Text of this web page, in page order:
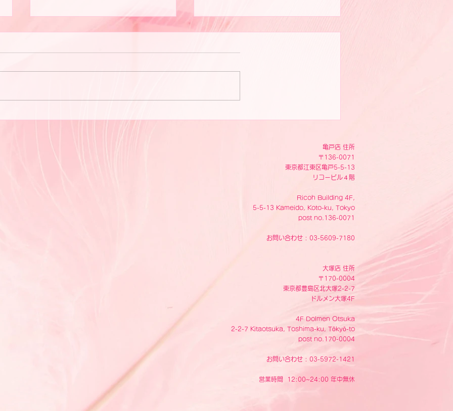
亀戸店 住所
〒136-0071
東京都江東区亀戸5-5-13
リコービル４階
Ricoh Building 4F,
5-5-13 Kameido, Koto-ku, Tokyo
post no.136-0071
お問い合わせ : 03-5609-7180
大塚店 住所
〒170-0004
東京都豊島区北大塚2-2-7
ドルメン大塚4F
4F Dolmen Otsuka
2-2-7 Kitaotsuka, Toshima-ku, Tōkyō-to
post no.170-0004
お問い合わせ : 03-5972-1421
営業時間 12:00~24:00 年中無休